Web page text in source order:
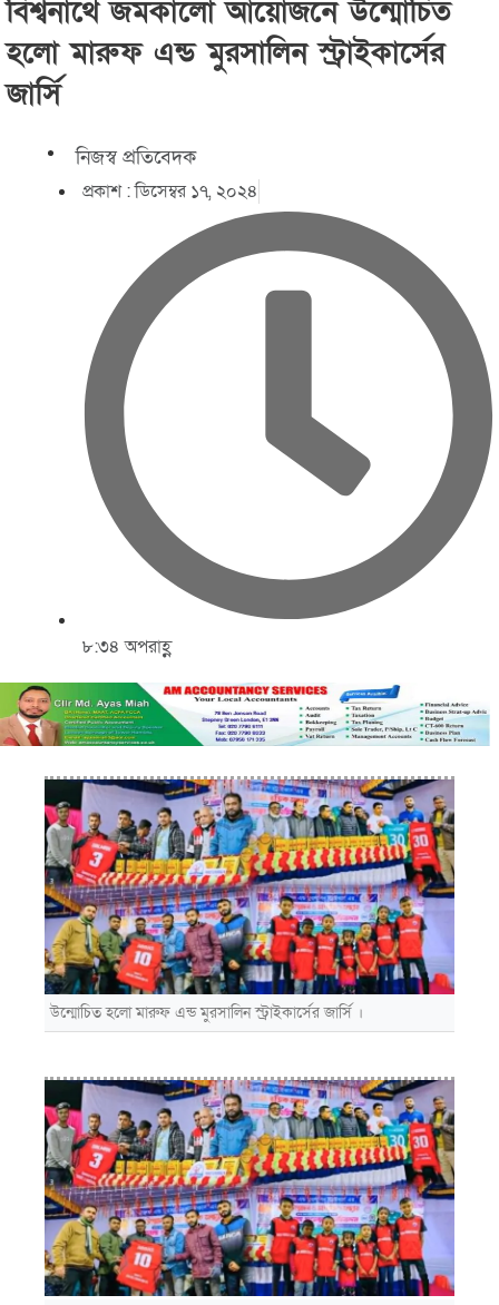
বিশ্বনাথে জমকালো আয়োজনে উন্মোচিত
হলো মারুফ এন্ড মুরসালিন স্ট্রাইকার্সের
জার্সি
নিজস্ব প্রতিবেদক
প্রকাশ :ডিসেম্বর ১৭, ২০২৪
৮:৩৪ অপরাহ্ণ
উন্মোচিত হলো মারুফ এন্ড মুরসালিন স্ট্রাইকার্সের জার্সি ।